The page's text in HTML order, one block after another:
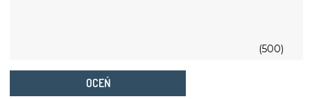
(500)
OCEŃ